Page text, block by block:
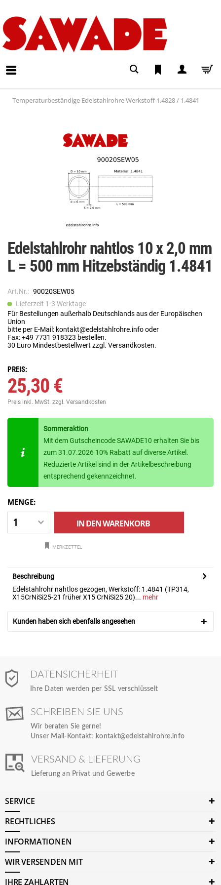
Temperaturbeständige Edelstahlrohre Werkstoff 1.4828 / 1.4841
Edelstahlrohr nahtlos 10 x 2,0 mm
L = 500 mm Hitzebständig 1.4841
Art.Nr.: 90020SEW05
Lieferzeit 1-3 Werktage
Für Bestellungen außerhalb Deutschlands aus der Europäischen
Union
bitte per E-Mail: kontakt@edelstahlrohre.info oder
Fax: +49 7731 918323 bestellen.
30 Euro Mindestbestellwert zzgl. Versandkosten.
PREIS:
25,30 €
Preis inkl. MwSt. zzgl. Versandkosten
Sommeraktion
Mit dem Gutscheincode SAWADE10 erhalten Sie bis
zum 31.07.2026 10% Rabatt auf diverse Artikel.
Reduzierte Artikel sind in der Artikelbeschreibung
entsprechend gekennzeichnet.
MENGE:
IN DENWARENKORB
MERKZETTEL
Beschreibung
Edelstahlrohr nahtlos gezogen, Werkstoff: 1.4841 (TP314,
X15CrNiSi25-21 früher X15 CrNiSi25 20)... mehr
Kunden haben sich ebenfalls angesehen
DATENSICHERHEIT
Ihre Daten werden per SSL verschlüsselt
SCHREIBEN SIE UNS
Wir beraten Sie gerne!
Unser Mail-Kontakt: kontakt@edelstahlrohre.info
VERSAND & LIEFERUNG
Lieferung an Privat und Gewerbe
SERVICE
RECHTLICHES
INFORMATIONEN
WIR VERSENDEN MIT
IHRE ZAHLARTEN